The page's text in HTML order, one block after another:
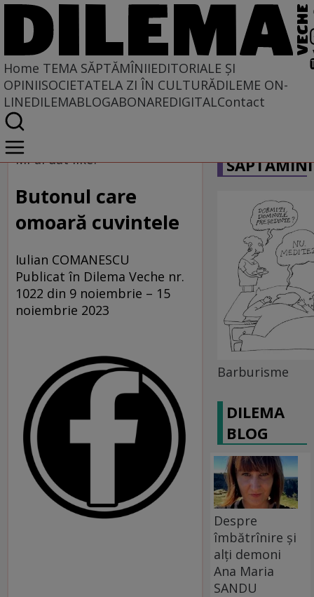
Home TEMA SĂPTĂMÎNIIEDITORIALE ȘI
OPINIISOCIETATELA ZI ÎN CULTURĂDILEME ON-
LINEDILEMABLOGABONAREDIGITALContact
Home
Tema săptămînii
Mi-ai dat like?
Butonul care
omoară cuvintele
Iulian COMANESCU
Publicat în Dilema Veche nr.
1022 din 9 noiembrie – 15
noiembrie 2023
Barburisme
DILEMA
BLOG
Despre
îmbătrînire și
alți demoni
Ana Maria
SANDU